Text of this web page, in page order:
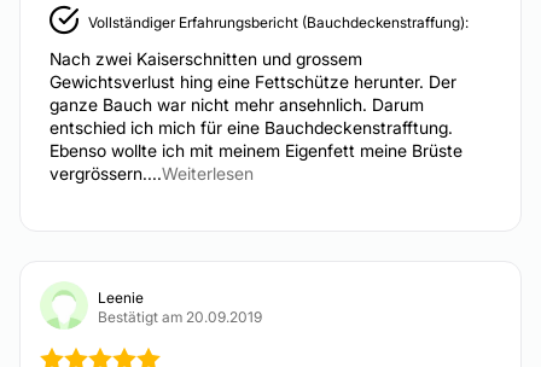
Penisvergrößerung
Schamlippenverkleinerung
Ab 2.800 €
Vaginalstraffung
Ab 4.500 €
Schamhügelverkleinerung
Ab 3.500 €
ÄSTHETISCHE MEDIZIN
Vollständiger Erfahrungsbericht (Bauchdeckenstraffung):
Nach zwei Kaiserschnitten und grossem
Gewichtsverlust hing eine Fettschütze herunter. Der
ganze Bauch war nicht mehr ansehnlich. Darum
entschied ich mich für eine Bauchdeckenstrafftung.
Ebenso wollte ich mit meinem Eigenfett meine Brüste
vergrössern....Weiterlesen
Leenie
Bestätigt am 20.09.2019